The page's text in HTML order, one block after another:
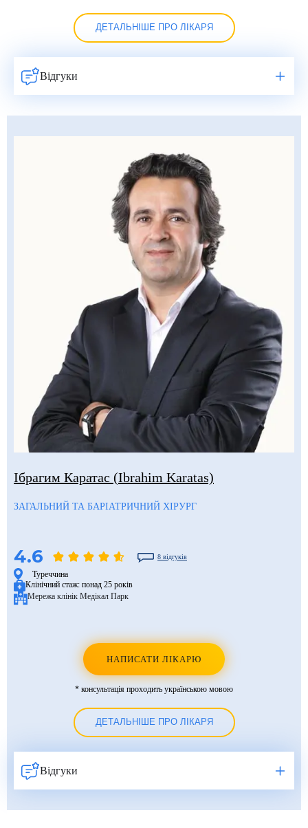
ДЕТАЛЬНІШЕ ПРО ЛІКАРЯ
Відгуки
Ібрагим Каратас (Ibrahim Karatas)
ЗАГАЛЬНИЙ ТА БАРІАТРИЧНИЙ ХІРУРГ
4.6 8 відгуків
Туреччина
Клінічний стаж: понад 25 років
Мережа клінік Медікал Парк
НАПИСАТИ ЛІКАРЮ
* консультація проходить українською мовою
ДЕТАЛЬНІШЕ ПРО ЛІКАРЯ
Відгуки